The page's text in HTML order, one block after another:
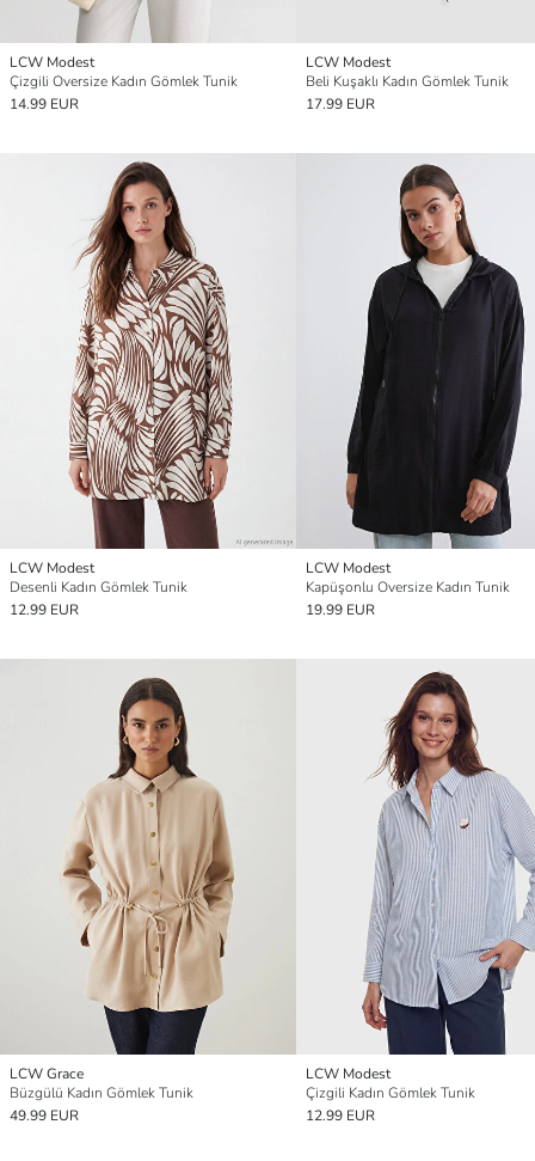
LCW Modest
Çizgili Oversize Kadın Gömlek Tunik
14.99 EUR
LCW Modest
Beli Kuşaklı Kadın Gömlek Tunik
17.99 EUR
LCW Modest
Desenli Kadın Gömlek Tunik
12.99 EUR
LCW Modest
Kapüşonlu Oversize Kadın Tunik
19.99 EUR
LCW Grace
Büzgülü Kadın Gömlek Tunik
49.99 EUR
LCW Modest
Çizgili Kadın Gömlek Tunik
12.99 EUR